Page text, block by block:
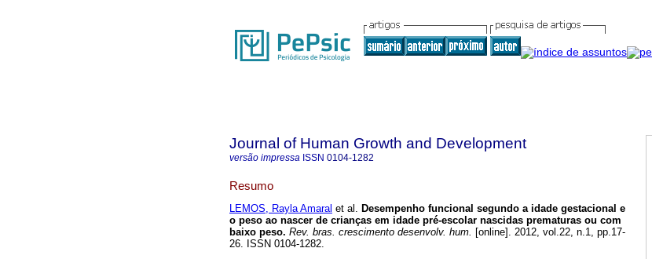
Journal of Human Growth and Development
versão impressa ISSN 0104-1282
Resumo
LEMOS, Rayla Amaral et al. Desempenho funcional segundo a idade gestacional e
o peso ao nascer de crianças em idade pré-escolar nascidas prematuras ou com
baixo peso. Rev. bras. crescimento desenvolv. hum. [online]. 2012, vol.22, n.1, pp.17-
26. ISSN 0104-1282.